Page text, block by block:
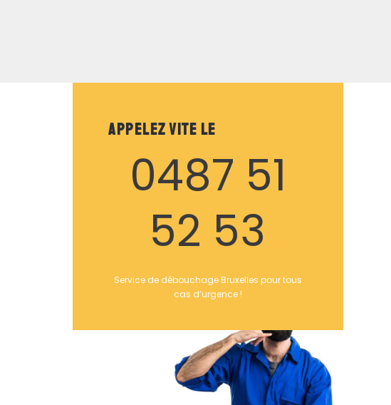
Appelez vite le
0487 51
52 53
Service de débouchage Bruxelles pour tous
cas d’urgence !